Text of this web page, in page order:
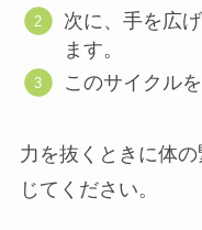
次に、手を広
ます。
このサイクル
力を抜くときに体
じてください。